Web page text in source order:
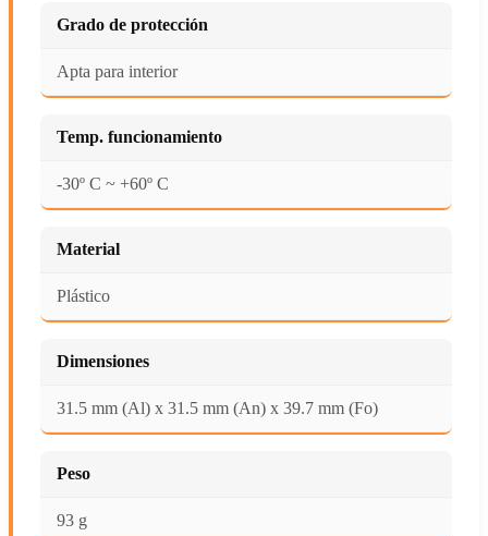
Grado de protección
Apta para interior
Temp. funcionamiento
-30º C ~ +60º C
Material
Plástico
Dimensiones
31.5 mm (Al) x 31.5 mm (An) x 39.7 mm (Fo)
Peso
93 g